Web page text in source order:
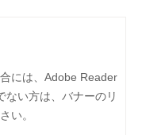
には、Adobe Reader
ない方は、バナーのリ
い。